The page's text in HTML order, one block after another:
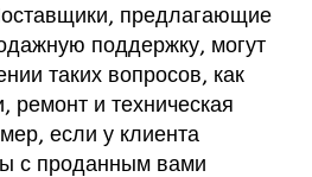
предлагающие
поддержку, могут
таких вопросов, как
ремонт и техническая
если у клиента
с проданным вами